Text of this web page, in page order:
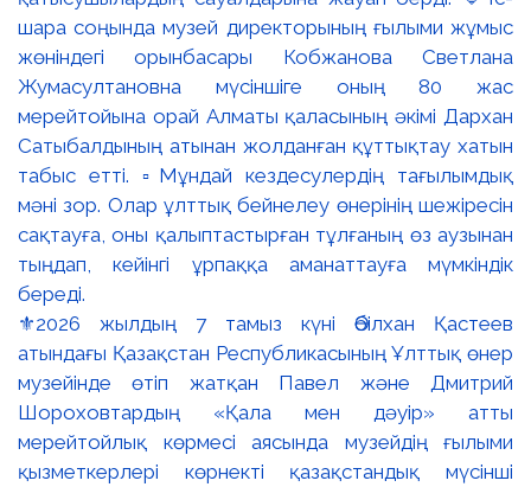
⚜️2026 жылдың 7 тамыз күні Әбілхан Қастеев
атындағы Қазақстан Республикасының Ұлттық өнер
музейінде өтіп жатқан Павел және Дмитрий
Шороховтардың «Қала мен дәуір» атты
мерейтойлық көрмесі аясында музейдің ғылыми
қызметкерлері көрнекті қазақстандық мүсінші